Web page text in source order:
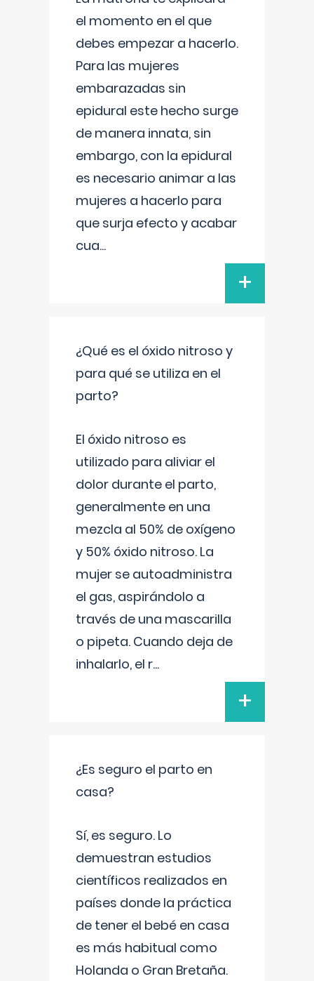
el momento en el que
debes empezar a hacerlo.
Para las mujeres
embarazadas sin
epidural este hecho surge
de manera innata, sin
embargo, con la epidural
es necesario animar a las
mujeres a hacerlo para
que surja efecto y acabar
cua...
+
¿Qué es el óxido nitroso y
para qué se utiliza en el
parto?
El óxido nitroso es
utilizado para aliviar el
dolor durante el parto,
generalmente en una
mezcla al 50% de oxígeno
y 50% óxido nitroso. La
mujer se autoadministra
el gas, aspirándolo a
través de una mascarilla
o pipeta. Cuando deja de
inhalarlo, el r...
+
¿Es seguro el parto en
casa?
Sí, es seguro. Lo
demuestran estudios
científicos realizados en
países donde la práctica
de tener el bebé en casa
es más habitual como
Holanda o Gran Bretaña.